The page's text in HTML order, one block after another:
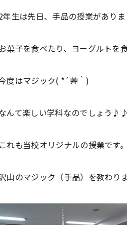
年生は先日、手品の授業があり
菓子を食べたり、ヨーグルトを
度はマジック( *´艸｀)
んて楽しい学科なのでしょう♪♪
これも当校オリジナルの授業です
山のマジック（手品）を教わり